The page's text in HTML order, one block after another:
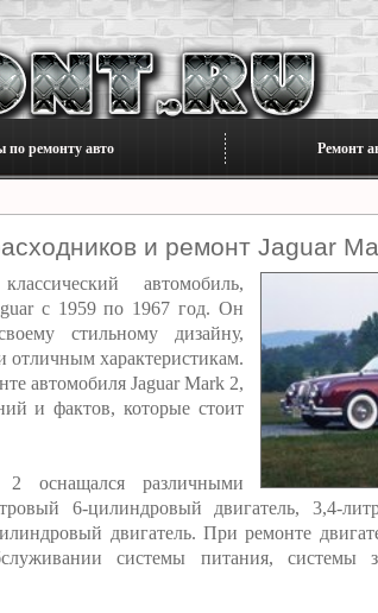
по ремонту авто Ремонт
и ремонт Jaguar
автомобиль,
с 1959 по 1967 год. Он
стильному дизайну,
отличным характеристикам.
автомобиля Jaguar Mark 2,
и фактов, которые стоит
оснащался различными
6-цилиндровый двигатель, 3,4-
двигатель. При ремонте
системы питания, системы